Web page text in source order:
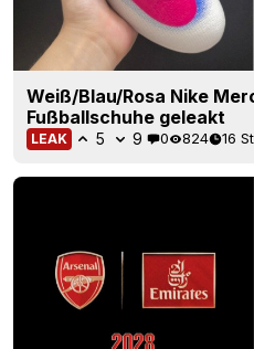
Weiß/Blau/Rosa Nike
Fußballschuhe geleakt
LEAK 5 9 0 824 16